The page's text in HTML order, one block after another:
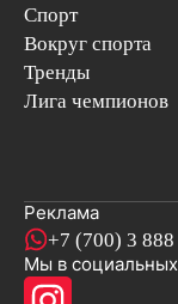
Спорт
Вокруг спорта
Тренды
Лига чемпионов
Реклама
+7 (700) 3 888
Мы в социальных